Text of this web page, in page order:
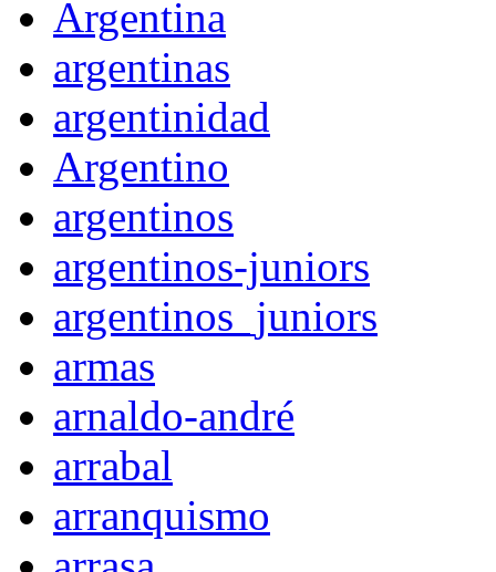
Argentina
argentinas
argentinidad
Argentino
argentinos
argentinos-juniors
argentinos_juniors
armas
arnaldo-andré
arrabal
arranquismo